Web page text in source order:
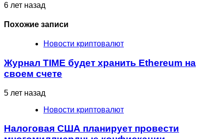
6 лет назад
Похожие записи
Новости криптовалют
Журнал TIME будет хранить Ethereum на
своем счете
5 лет назад
Новости криптовалют
Налоговая США планирует провести